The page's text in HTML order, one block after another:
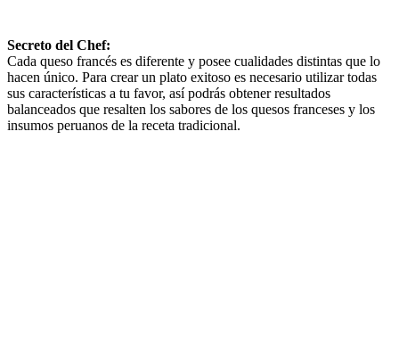
Secreto del Chef:
Cada queso francés es diferente y posee cualidades distintas que lo
hacen único. Para crear un plato exitoso es necesario utilizar todas
sus características a tu favor, así podrás obtener resultados
balanceados que resalten los sabores de los quesos franceses y los
insumos peruanos de la receta tradicional.